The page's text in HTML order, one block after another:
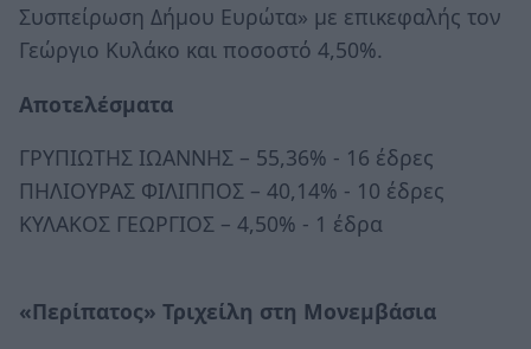
Συσπείρωση Δήμου Ευρώτα» με επικεφαλής τον
Γεώργιο Κυλάκο και ποσοστό 4,50%.
Αποτελέσματα
ΓΡΥΠΙΩΤΗΣ ΙΩΑΝΝΗΣ – 55,36% - 16 έδρες
ΠΗΛΙΟΥΡΑΣ ΦΙΛΙΠΠΟΣ – 40,14% - 10 έδρες
ΚΥΛΑΚΟΣ ΓΕΩΡΓΙΟΣ – 4,50% - 1 έδρα
«Περίπατος» Τριχείλη στη Μονεμβάσια